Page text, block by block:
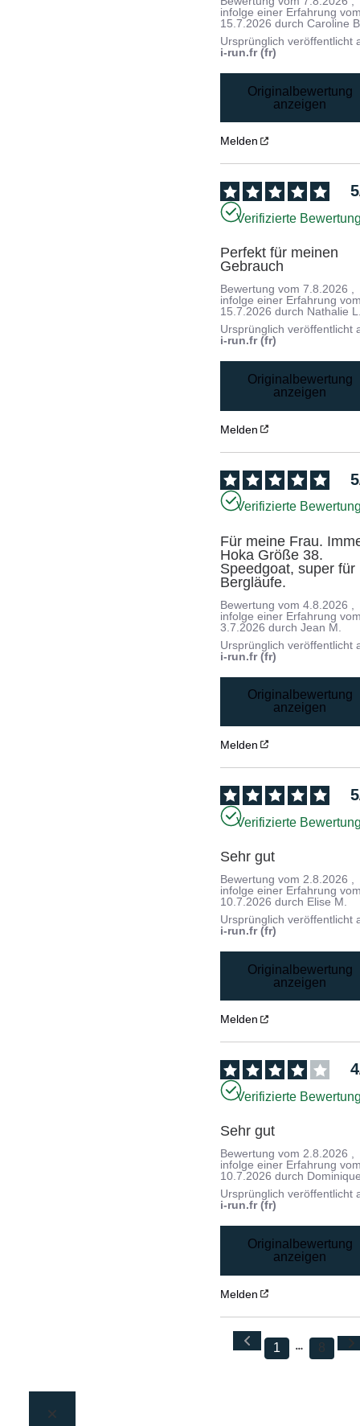
infolge einer Erfahrung
15.7.2026 durchCaroline
Ursprünglich veröffentlicht
i-run.fr (fr)
Originalbewertung
anzeigen
Melden
5
Verifizierte
Perfekt für meinen
Gebrauch
Bewertung vom7.8.2026 ,
infolge einer Erfahrung
15.7.2026 durch Nathalie
Ursprünglich veröffentlicht
i-run.fr (fr)
Originalbewertung
anzeigen
Melden
5
Verifizierte
Für meine Frau.
Hoka Größe 38.
Speedgoat, super für
Bergläufe.
Bewertung vom4.8.2026
infolge einer Erfahrung
3.7.2026 durchJean M.
Ursprünglich veröffentlicht
i-run.fr (fr)
Originalbewertung
anzeigen
Melden
5
Verifizierte
Sehr gut
Bewertung vom 2.8.2026
infolge einer Erfahrung
10.7.2026 durch Elise M.
Ursprünglich veröffentlicht
i-run.fr (fr)
Originalbewertung
anzeigen
Melden
4
Verifizierte
Sehr gut
Bewertung vom2.8.2026 ,
infolge einer Erfahrung
10.7.2026 durch
Ursprünglich veröffentlicht
i-run.fr (fr)
Originalbewertung
anzeigen
Melden
1 8